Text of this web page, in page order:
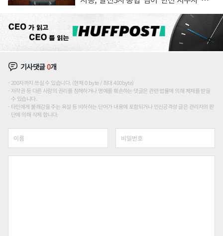
기사댓글0개
200자까지 쓰실 수 있습니다. (현재 0 byte / 최대 400byte)
저작권 등 다른 사람의 권리를 침해하거나 명예를 훼손하는 댓글은 관련 법률에 의해 제재를 받을
수 있습니다.
타인에게 불쾌감을 주는 욕설 등 비하하는 단어가 내용에 포함되거나 인신공격성 글은 관리자의 판
단에 의해 삭제 합니다.